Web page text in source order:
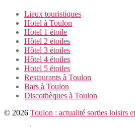
Lieux touristiques
Hotel à Toulon
Hotel 1 étoile
Hôtel 2 étoiles
Hôtel 3 étoiles
Hôtel 4 étoiles
Hotel 5 étoiles
Restaurants à Toulon
Bars à Toulon
Discothèques à Toulon
© 2026 Toulon : actualité sorties loisirs